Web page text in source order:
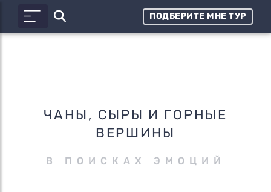
ПОДБЕРИТЕ МНЕ ТУР
ЧАНЫ, СЫРЫ И ГОРНЫЕ
ВЕРШИНЫ
В ПОИСКАХ ЭМОЦИЙ